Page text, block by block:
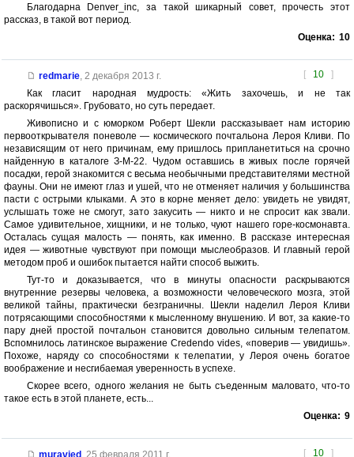
Благодарна Denver_inc, за такой шикарный совет, прочесть этот
рассказ, в такой вот период.
Оценка: 10
[ 10 ]
redmarie, 2 декабря 2013 г.
Как гласит народная мудрость: «Жить захочешь, и не так
раскорячишься». Грубовато, но суть передает.
Живописно и с юморком Роберт Шекли рассказывает нам историю
первооткрывателя поневоле — космического почтальона Лероя Кливи. По
независящим от него причинам, ему пришлось припланетиться на срочно
найденную в каталоге З-М-22. Чудом оставшись в живых после горячей
посадки, герой знакомится с весьма необычными представителями местной
фауны. Они не имеют глаз и ушей, что не отменяет наличия у большинства
пасти с острыми клыками. А это в корне меняет дело: увидеть не увидят,
услышать тоже не смогут, зато закусить — никто и не спросит как звали.
Самое удивительное, хищники, и не только, чуют нашего горе-космонавта.
Осталась сущая малость — понять, как именно. В рассказе интересная
идея — животные чувствуют при помощи мыслеобразов. И главный герой
методом проб и ошибок пытается найти способ выжить.
Тут-то и доказывается, что в минуты опасности раскрываются
внутренние резервы человека, а возможности человеческого мозга, этой
великой тайны, практически безграничны. Шекли наделил Лероя Кливи
потрясающими способностями к мысленному внушению. И вот, за какие-то
пару дней простой почтальон становится довольно сильным телепатом.
Вспомнилось латинское выражение Credendo vides, «поверив — увидишь».
Похоже, наряду со способностями к телепатии, у Лероя очень богатое
воображение и несгибаемая уверенность в успехе.
Скорее всего, одного желания не быть съеденным маловато, что-то
такое есть в этой планете, есть...
Оценка: 9
[ 10 ]
muravied , 25 февраля 2011 г.